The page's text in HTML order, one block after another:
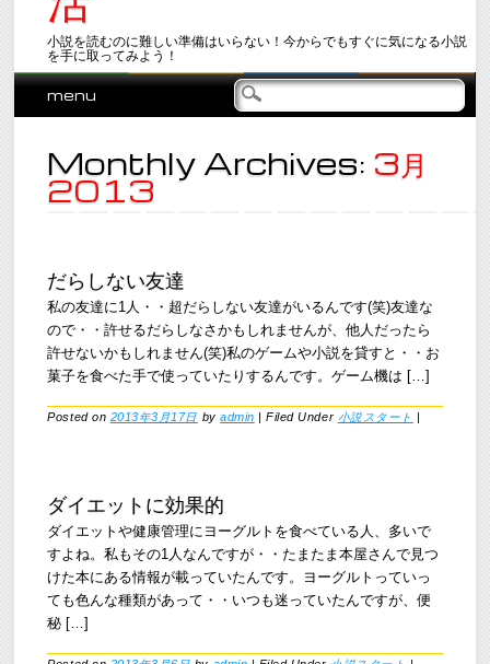
小説を読むのに難しい準備はいらない！今からでもすぐに気になる小説
を手に取ってみよう！
Main menu
Skip
menu
Monthly Archives: 3月
2013
だらしない友達
私の友達に1人・・超だらしない友達がいるんです(笑)友達な
ので・・許せるだらしなさかもしれませんが、他人だったら
許せないかもしれません(笑)私のゲームや小説を貸すと・・お
菓子を食べた手で使っていたりするんです。ゲーム機は […]
Posted on 2013年3月17日 byadmin |Filed Under 小説スタート |
ダイエットに効果的
ダイエットや健康管理にヨーグルトを食べている人、多いで
すよね。私もその1人なんですが・・たまたま本屋さんで見つ
けた本にある情報が載っていたんです。ヨーグルトっていっ
ても色んな種類があって・・いつも迷っていたんですが、便
秘 […]